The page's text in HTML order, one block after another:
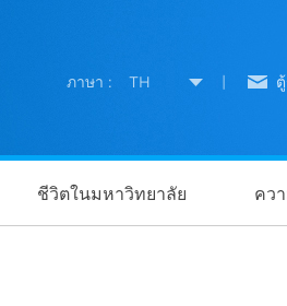
ภาษา : TH
ชีวิตในมหาวิทยาลัย คว